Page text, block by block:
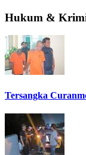
Hukum &
Tersangka